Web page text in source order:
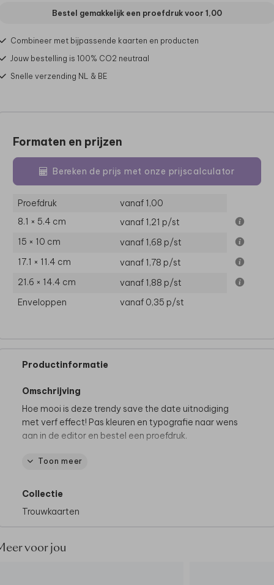
Bestel gemakkelijk een proefdruk voor 1,00
Combineer met bijpassende kaarten en producten
Jouw bestelling is 100% CO2 neutraal
Snelle verzending NL & BE
Formaten en prijzen
Bereken de prijs met onze prijscalculator
Proefdruk
vanaf 1,00
8.1 × 5.4 cm
vanaf 1,21 p/st
15 × 10 cm
vanaf 1,68 p/st
17.1 × 11.4 cm
vanaf 1,78 p/st
21.6 × 14.4 cm
vanaf 1,88 p/st
Enveloppen
vanaf 0,35 p/st
Productinformatie
Omschrijving
Hoe mooi is deze trendy save the date uitnodiging
met verf effect! Pas kleuren en typografie naar wens
aan in de editor en bestel een proefdruk.
Dit product maakt deel uit van
Toon meer
Collectie
Trouwkaarten
voor jou